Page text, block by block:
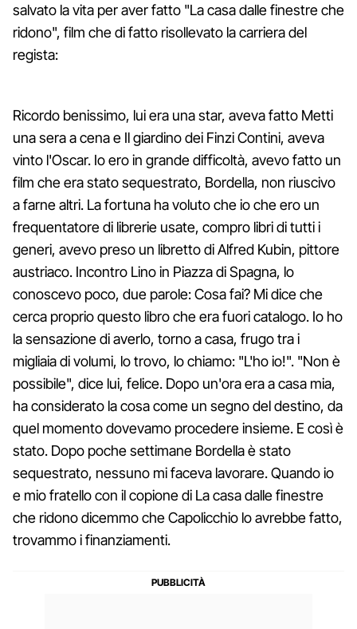
salvato la vita per aver fatto "La casa dalle finestre che
ridono", film che di fatto risollevato la carriera del
regista:
Ricordo benissimo, lui era una star, aveva fatto Metti
una sera a cena e Il giardino dei Finzi Contini, aveva
vinto l'Oscar. Io ero in grande difficoltà, avevo fatto un
film che era stato sequestrato, Bordella, non riuscivo
a farne altri. La fortuna ha voluto che io che ero un
frequentatore di librerie usate, compro libri di tutti i
generi, avevo preso un libretto di Alfred Kubin, pittore
austriaco. Incontro Lino in Piazza di Spagna, lo
conoscevo poco, due parole: Cosa fai? Mi dice che
cerca proprio questo libro che era fuori catalogo. Io ho
la sensazione di averlo, torno a casa, frugo tra i
migliaia di volumi, lo trovo, lo chiamo: "L'ho io!". "Non è
possibile", dice lui, felice. Dopo un'ora era a casa mia,
ha considerato la cosa come un segno del destino, da
quel momento dovevamo procedere insieme. E così è
stato. Dopo poche settimane Bordella è stato
sequestrato, nessuno mi faceva lavorare. Quando io
e mio fratello con il copione di La casa dalle finestre
che ridono dicemmo che Capolicchio lo avrebbe fatto,
trovammo i finanziamenti.